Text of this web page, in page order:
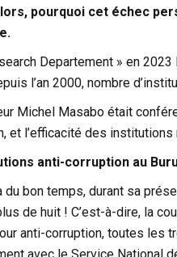
pourquoi cet échec
Departement » en
l’an 2000, nombre
Michel Masabo était
et l’efficacité des
anti-corruption au
du bon temps, durant sa
de huit ! C’est-à-dire, la
anti-corruption, toutes les